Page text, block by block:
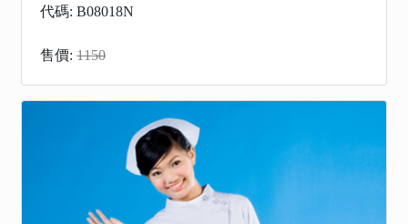
代碼: B08018N
售價: 1150